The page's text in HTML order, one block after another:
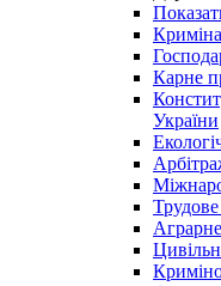
Карне
України